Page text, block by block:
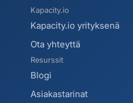
Kapacity.io
Kapacity.io yrityksenä
Ota yhteyttä
Resurssit
Blogi
Asiakastarinat